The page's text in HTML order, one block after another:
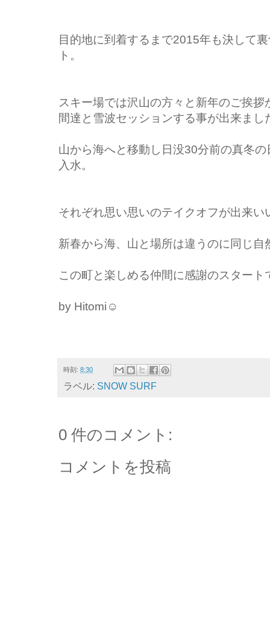
目的地に到着するまで2015年も決して
ト。
スキー場では沢山の方々と新年のご挨
間達と雪波セッションする事が出来ま
山から海へと移動し日没30分前の真冬
入水。
それぞれ思い思いのテイクオフが出来
新春から海、山と場所は違うのに同じ
この町と楽しめる仲間に感謝のスタート
by Hitomi☺︎
時刻: 8:30
ラベル: SNOW SURF
0 件のコメント:
コメントを投稿